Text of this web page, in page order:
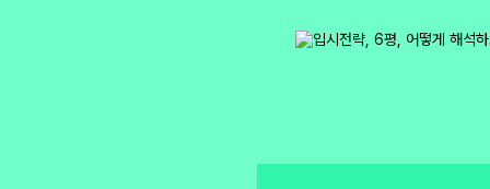
목표달성
“무엇이든 공감해